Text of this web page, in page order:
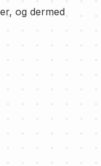
og dermed